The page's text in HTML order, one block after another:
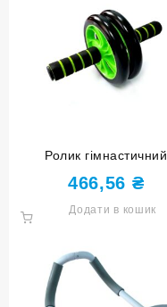
Ролик гімнастичний
двоколесний зелений
green
466,56 ₴
Додати в кошик